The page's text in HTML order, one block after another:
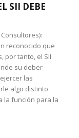
SII DEBE
reconocido que
por tanto, el SII
su deber
las
algo distinto
la función para la